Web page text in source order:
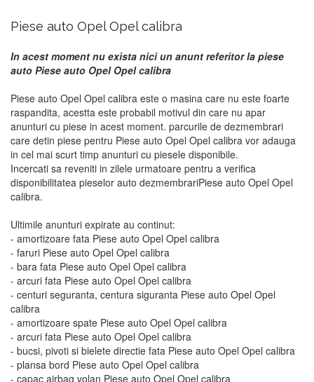
Piese auto Opel Opel calibra
In acest moment nu exista nici un anunt referitor la piese
auto Piese auto Opel Opel calibra
Piese auto Opel Opel calibra este o masina care nu este foarte
raspandita, acestta este probabil motivul din care nu apar
anunturi cu piese in acest moment. parcurile de dezmembrari
care detin piese pentru Piese auto Opel Opel calibra vor adauga
in cel mai scurt timp anunturi cu piesele disponibile.
Incercati sa reveniti in zilele urmatoare pentru a verifica
disponibilitatea pieselor auto dezmembrariPiese auto Opel Opel
calibra.
Ultimile anunturi expirate au continut:
- amortizoare fata Piese auto Opel Opel calibra
- faruri Piese auto Opel Opel calibra
- bara fata Piese auto Opel Opel calibra
- arcuri fata Piese auto Opel Opel calibra
- centuri seguranta, centura siguranta Piese auto Opel Opel
calibra
- amortizoare spate Piese auto Opel Opel calibra
- arcuri fata Piese auto Opel Opel calibra
- bucsi, pivoti si bielete directie fata Piese auto Opel Opel calibra
- plansa bord Piese auto Opel Opel calibra
- capac airbag volan Piese auto Opel Opel calibra